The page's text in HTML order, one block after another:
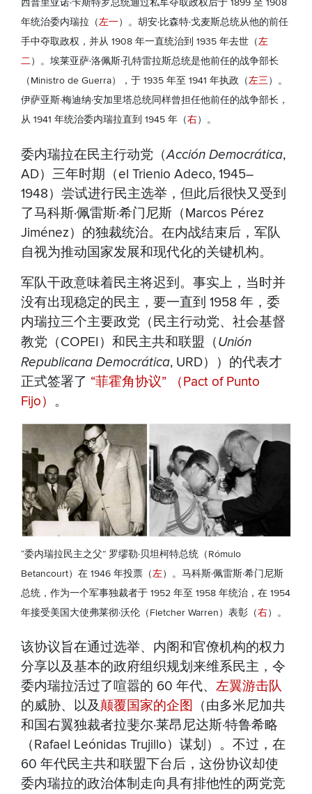
西普里亚诺·卡斯特罗总统通过私军夺取政权后于 1899 至 1908
年统治委内瑞拉（左一）。胡安·比森特·戈麦斯总统从他的前任
手中夺取政权，并从 1908 年一直统治到 1935 年去世（左
二）。埃莱亚萨·洛佩斯·孔特雷拉斯总统是他前任的战争部长
（Ministro de Guerra），于 1935 年至 1941 年执政（左三）。
伊萨亚斯·梅迪纳·安加里塔总统同样曾担任他前任的战争部长，
从 1941 年统治委内瑞拉直到 1945 年（右）。
委内瑞拉在民主行动党（Acción Democrática,
AD）三年时期（el Trienio Adeco, 1945–
1948）尝试进行民主选举，但此后很快又受到
了马科斯·佩雷斯·希门尼斯（Marcos Pérez
Jiménez）的独裁统治。在内战结束后，军队
自视为推动国家发展和现代化的关键机构。
军队干政意味着民主将迟到。事实上，当时并
没有出现稳定的民主，要一直到 1958 年，委
内瑞拉三个主要政党（民主行动党、社会基督
教党（COPEI）和民主共和联盟（Unión
Republicana Democrática, URD））的代表才
正式签署了 “菲霍角协议” （Pact of Punto
Fijo） 。
“委内瑞拉民主之父” 罗缪勒·贝坦柯特总统（Rómulo
Betancourt）在 1946 年投票（左）。马科斯·佩雷斯·希门尼斯
总统，作为一个军事独裁者于 1952 年至 1958 年统治，在 1954
年接受美国大使弗莱彻·沃伦（Fletcher Warren）表彰（右）。
该协议旨在通过选举、内阁和官僚机构的权力
分享以及基本的政府组织规划来维系民主，令
委内瑞拉活过了喧嚣的 60 年代、 左翼游击队
的威胁、以及颠覆国家的企图
（由多米尼加共
和国右翼独裁者拉斐尔·莱昂尼达斯·特鲁希略
（Rafael Leónidas Trujillo）谋划）。不过，在
60 年代民主共和联盟下台后，这份协议却使
委内瑞拉的政治体制走向具有排他性的两党竞